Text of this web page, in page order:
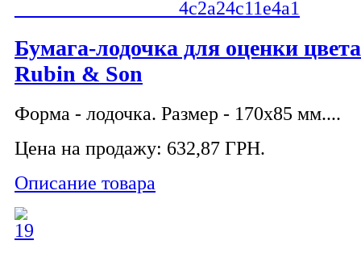
Бумага-лодочка для оценки
Rubin & Son
Форма - лодочка. Размер - 170х85 мм....
Цена на продажу: 632,87 ГРН.
Описание товара